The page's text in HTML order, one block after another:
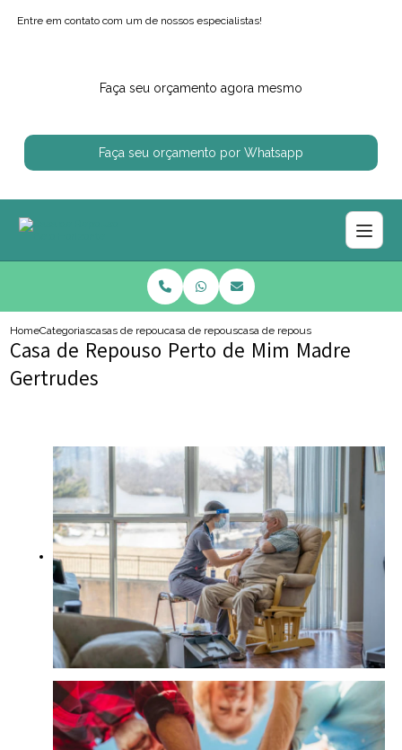
Entre em contato com um de nossos especialistas!
Faça seu orçamento agora mesmo
Faça seu orçamento por Whatsapp
HomeCategoriascasas de repousocasa de repouso perto de mimcasa de repouso perto de mim
Casa de Repouso Perto de Mim Madre
Gertrudes